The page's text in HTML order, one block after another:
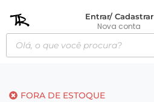
Entrar/ Cadastrar
Nova conta
FORA DE ESTOQUE